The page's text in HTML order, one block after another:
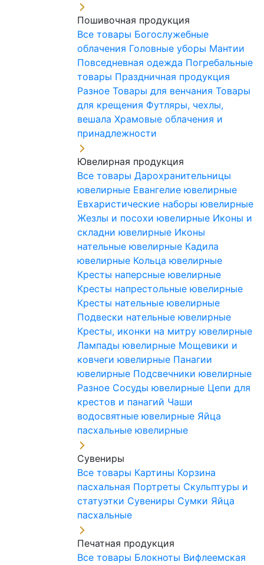
Пошивочная продукция
Все товары Богослужебные
облачения Головные уборы Мантии
Повседневная одежда Погребальные
товары Праздничная продукция
Разное Товары для венчания Товары
для крещения Футляры, чехлы,
вешала Храмовые облачения и
принадлежности
Ювелирная продукция
Все товары Дарохранительницы
ювелирные Евангелие ювелирные
Евхаристические наборы ювелирные
Жезлы и посохи ювелирные Иконы и
складни ювелирные Иконы
нательные ювелирные Кадила
ювелирные Кольца ювелирные
Кресты наперсные ювелирные
Кресты напрестольные ювелирные
Кресты нательные ювелирные
Подвески нательные ювелирные
Кресты, иконки на митру ювелирные
Лампады ювелирные Мощевики и
ковчеги ювелирные Панагии
ювелирные Подсвечники ювелирные
Разное Сосуды ювелирные Цепи для
крестов и панагий Чаши
водосвятные ювелирные Яйца
пасхальные ювелирные
Сувениры
Все товары Картины Корзина
пасхальная Портреты Скульптуры и
статуэтки Сувениры Сумки Яйца
пасхальные
Печатная продукция
Все товары Блокноты Вифлеемская